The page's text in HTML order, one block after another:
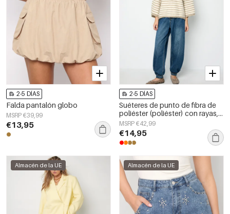
2-5 DÍAS
Falda pantalón globo
MSRP €39,99
€13,95
2-5 DÍAS
Suéteres de punto de fibra de
poliéster (poliéster) con rayas,
ropa casual de otoño/invierno
MSRP €42,99
€14,95
Almacén de la UE Almacén de la UE